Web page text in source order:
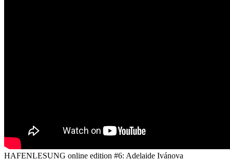
HAFENLESUNG online edition #6: Adelaide Ivánova